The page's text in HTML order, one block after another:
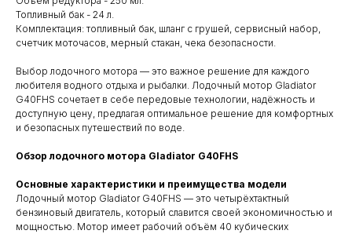
Топливный бак - 24 л.
Комплектация: топливный бак, шланг с грушей, сервисный набор,
счетчик моточасов, мерный стакан, чека безопасности.
Выбор лодочного мотора — это важное решение для каждого
любителя водного отдыха и рыбалки. Лодочный мотор Gladiator
G40FHS сочетает в себе передовые технологии, надёжность и
доступную цену, предлагая оптимальное решение для комфортных
и безопасных путешествий по воде.
Обзор лодочного мотора Gladiator G40FHS
Основные характеристики и преимущества модели
Лодочный мотор Gladiator G40FHS — это четырёхтактный
бензиновый двигатель, который славится своей экономичностью и
мощностью. Мотор имеет рабочий объём 40 кубических